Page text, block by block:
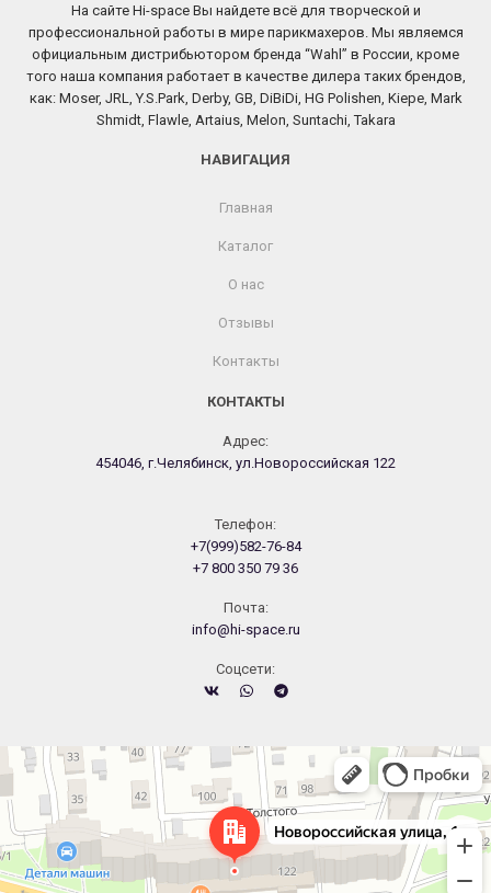
На сайте Hi-space Вы найдете всё для творческой и
профессиональной работы в мире парикмахеров. Мы являемся
официальным дистрибьютором бренда “Wahl” в России, кроме
того наша компания работает в качестве дилера таких брендов,
как: Moser, JRL, Y.S.Park, Derby, GB, DiBiDi, HG Polishen, Kiepe, Mark
Shmidt, Flawle, Artaius, Melon, Suntachi, Takara
НАВИГАЦИЯ
Главная
Каталог
О нас
Отзывы
Контакты
КОНТАКТЫ
Адрес:
454046, г.Челябинск, ул.Новороссийская 122
Телефон:
+7(999)582-76-84
+7 800 350 79 36
Почта:
info@hi-space.ru
Cоцсети:
Челябинск
Новороссийская улица, 122 — Яндекс.Карты